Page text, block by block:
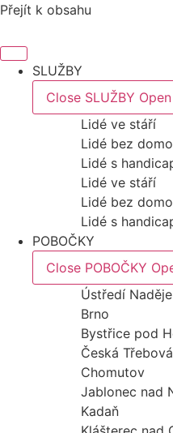
Přejít k obsahu
SLUŽBY
Close SLUŽBY
Lidé ve stáří
Lidé bez
Lidé s
Lidé ve stáří
Lidé bez
Lidé s
POBOČKY
Close POBOČKY
Ústředí Naděje
Brno
Bystřice pod
Česká Třebová
Chomutov
Jablonec nad
Kadaň